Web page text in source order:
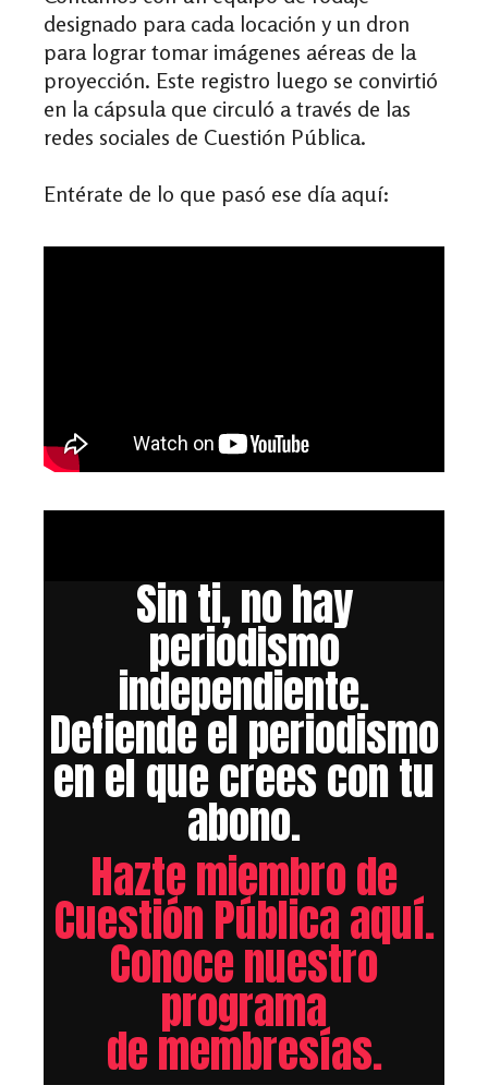
designado para cada locación y un dron
para lograr tomar imágenes aéreas de la
proyección. Este registro luego se convirtió
en la cápsula que circuló a través de las
redes sociales de Cuestión Pública.
Entérate de lo que pasó ese día aquí:
Sin ti, no hay
periodismo
independiente.
Defiende el periodismo
en el que crees con tu
abono.
Hazte miembro de
Cuestión Pública aquí.
Conoce nuestro
programa
de membresías.